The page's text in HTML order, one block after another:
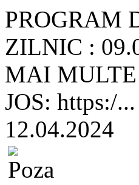
PROGRAM
ZILNIC :
MAI
JOS: https:/...